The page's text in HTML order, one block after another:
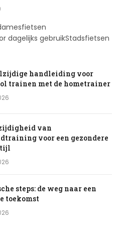
dagelijks gebruikStadsfietsen
handleiding voor
trainen met de hometrainer
van
voor een gezondere
steps: de weg naar een
toekomst